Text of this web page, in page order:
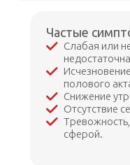
Частые
Слабая или
полового
Снижение
Отсутствие
Тревожность,
сферой.